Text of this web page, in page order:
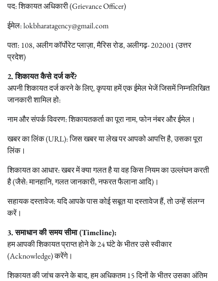
पद: शिकायत अधिकारी (Grievance Officer)
ईमेल: lokbharatagency@gmail.com
पता: 108, अलीग कॉर्पोरेट प्लाज़ा, मैरिस रोड, अलीगढ़- 202001 (उत्तर
प्रदेश)
2. शिकायत कैसे दर्ज करें?
अपनी शिकायत दर्ज करने के लिए, कृपया हमें एक ईमेल भेजें जिसमें निम्नलिखित
जानकारी शामिल हो:
नाम और संपर्क विवरण: शिकायतकर्ता का पूरा नाम, फोन नंबर और ईमेल।
खबर का लिंक (URL): जिस खबर या लेख पर आपको आपत्ति है, उसका पूरा
लिंक।
शिकायत का आधार: खबर में क्या गलत है या वह किस नियम का उल्लंघन करती
है (जैसे: मानहानि, गलत जानकारी, नफरत फैलाना आदि)।
सहायक दस्तावेज: यदि आपके पास कोई सबूत या दस्तावेज हैं, तो उन्हें संलग्न
करें।
3. समाधान की समय सीमा (Timeline):
हम आपकी शिकायत प्राप्त होने के 24 घंटे के भीतर उसे स्वीकार
(Acknowledge) करेंगे।
शिकायत की जांच करने के बाद, हम अधिकतम 15 दिनों के भीतर उसका अंतिम